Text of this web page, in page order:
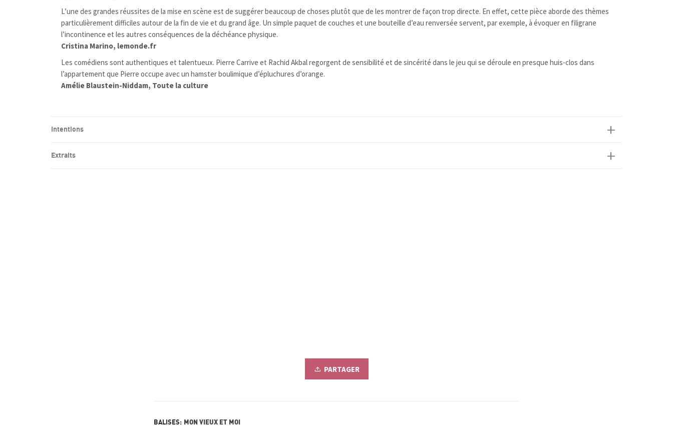
L’une des grandes réussites de la mise en scène est de suggérer beaucoup de choses plutôt que de les montrer de façon trop directe. En effet, cette pièce aborde des thèmes
particulièrement difficiles autour de la fin de vie et du grand âge. Un simple paquet de couches et une bouteille d’eau renversée servent, par exemple, à évoquer en filigrane
l’incontinence et les autres conséquences de la déchéance physique.
Cristina Marino, lemonde.fr
Les comédiens sont authentiques et talentueux. Pierre Carrive et Rachid Akbal regorgent de sensibilité et de sincérité dans le jeu qui se déroule en presque huis-clos dans
l’appartement que Pierre occupe avec un hamster boulimique d’épluchures d’orange.
Amélie Blaustein-Niddam, Toute la culture
Intentions
Extraits
PARTAGER
BALISES: MON VIEUX ET MOI